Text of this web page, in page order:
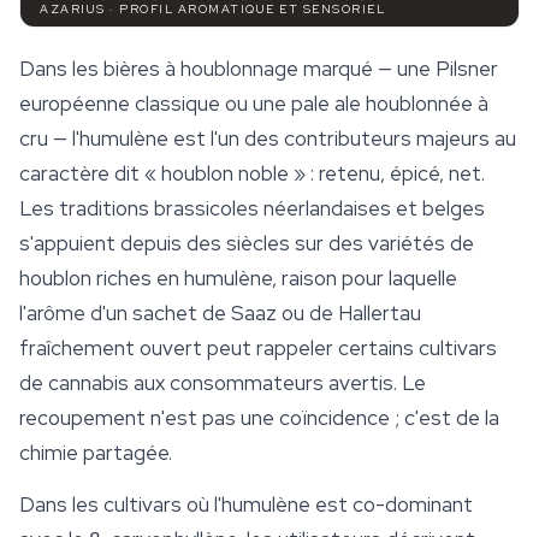
AZARIUS · PROFIL AROMATIQUE ET SENSORIEL
Dans les bières à houblonnage marqué — une Pilsner
européenne classique ou une pale ale houblonnée à
cru — l'humulène est l'un des contributeurs majeurs au
caractère dit « houblon noble » : retenu, épicé, net.
Les traditions brassicoles néerlandaises et belges
s'appuient depuis des siècles sur des variétés de
houblon riches en humulène, raison pour laquelle
l'arôme d'un sachet de Saaz ou de Hallertau
fraîchement ouvert peut rappeler certains cultivars
de cannabis aux consommateurs avertis. Le
recoupement n'est pas une coïncidence ; c'est de la
chimie partagée.
Dans les cultivars où l'humulène est co-dominant